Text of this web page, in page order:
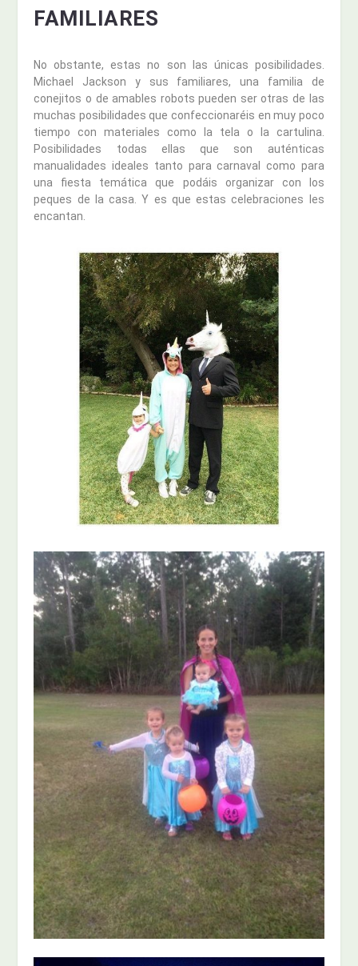
FAMILIARES
No obstante, estas no son las únicas posibilidades.
Michael Jackson y sus familiares, una familia de
conejitos o de amables robots pueden ser otras de las
muchas posibilidades que confeccionaréis en muy poco
tiempo con materiales como la tela o la cartulina.
Posibilidades todas ellas que son auténticas
manualidades ideales tanto para carnaval como para
una fiesta temática que podáis organizar con los
peques de la casa. Y es que estas celebraciones les
encantan.